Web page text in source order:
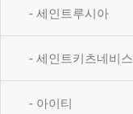
- 세인트루시아
- 세인트키츠네비스
- 아이티